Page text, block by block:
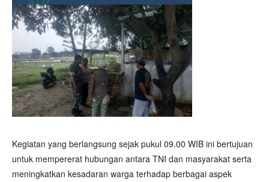
Kegiatan yang berlangsung sejak pukul 09.00 WIB ini bertujuan
untuk mempererat hubungan antara TNI dan masyarakat serta
meningkatkan kesadaran warga terhadap berbagai aspek